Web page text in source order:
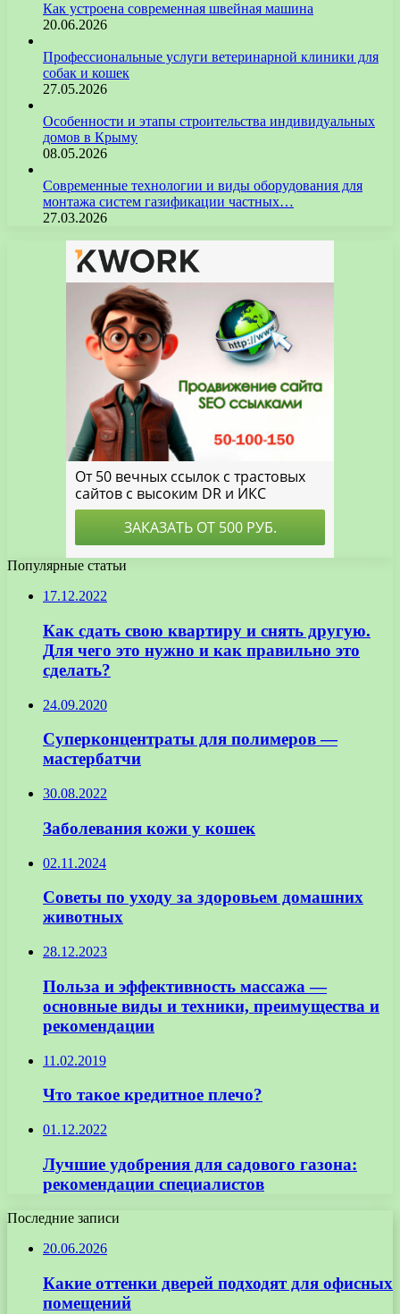
Как устроена современная швейная машина
20.06.2026
Профессиональные услуги ветеринарной клиники для
собак и кошек
27.05.2026
Особенности и этапы строительства индивидуальных
домов в Крыму
08.05.2026
Современные технологии и виды оборудования для
монтажа систем газификации частных…
27.03.2026
Популярные статьи
17.12.2022
Как сдать свою квартиру и снять другую.
Для чего это нужно и как правильно это
сделать?
24.09.2020
Суперконцентраты для полимеров —
мастербатчи
30.08.2022
Заболевания кожи у кошек
02.11.2024
Советы по уходу за здоровьем домашних
животных
28.12.2023
Польза и эффективность массажа —
основные виды и техники, преимущества и
рекомендации
11.02.2019
Что такое кредитное плечо?
01.12.2022
Лучшие удобрения для садового газона:
рекомендации специалистов
Последние записи
20.06.2026
Какие оттенки дверей подходят для офисных
помещений